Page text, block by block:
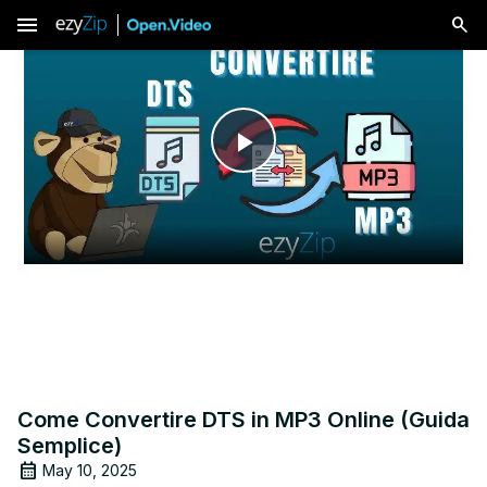
menu
Play
Video
Come Convertire DTS in MP3 Online (Guida
Semplice)
May 10, 2025